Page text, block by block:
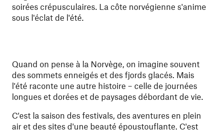
soirées crépusculaires. La côte norvégienne s'anime
sous l'éclat de l'été.
Quand on pense à la Norvège, on imagine souvent
des sommets enneigés et des fjords glacés. Mais
l'été raconte une autre histoire – celle de journées
longues et dorées et de paysages débordant de vie.
C'est la saison des festivals, des aventures en plein
air et des sites d'une beauté époustouflante. C'est